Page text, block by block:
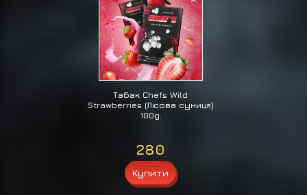
Табак Chefs Wild
Strawberries (Лісова суниця)
100g.
280